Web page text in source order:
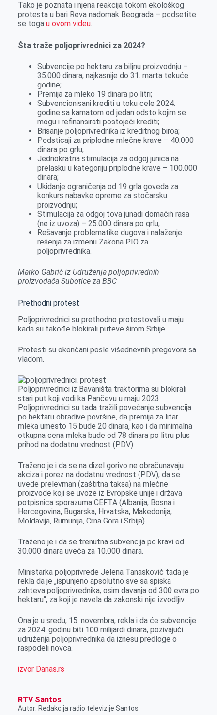
Tako je poznata i njena reakcija tokom ekološkog
protesta u bari Reva nadomak Beograda – podsetite
se toga u ovom videu.
Šta traže poljoprivrednici za 2024?
Subvencije po hektaru za biljnu proizvodnju –
35.000 dinara, najkasnije do 31. marta tekuće
godine;
Premija za mleko 19 dinara po litri;
Subvencionisani krediti u toku cele 2024.
godine sa kamatom od jedan odsto kojim se
mogu i refinansirati postojeći krediti;
Brisanje poljoprivrednika iz kreditnog biroa;
Podsticaji za priplodne mlečne krave – 40.000
dinara po grlu;
Jednokratna stimulacija za odgoj junica na
prelasku u kategoriju priplodne krave – 100.000
dinara;
Ukidanje ograničenja od 19 grla goveda za
konkurs nabavke opreme za stočarsku
proizvodnju;
Stimulacija za odgoj tova junadi domaćih rasa
(ne iz uvoza) – 25.000 dinara po grlu;
Rešavanje problematike dugova i nalaženje
rešenja za izmenu Zakona PIO za
poljoprivrednika.
Marko Gabrić iz Udruženja poljoprivrednih
proizvođača Suboticeza BBC
Prethodni protest
Poljoprivrednici su prethodno protestovali u maju
kada su takođe blokirali puteve širom Srbije.
Protesti su okončani posle višednevnih pregovora sa
vladom.
Poljoprivrednici iz Bavaništa traktorima su blokirali
stari put koji vodi ka Pančevu u maju 2023.
Poljoprivrednici su tada tražili povećanje subvencija
po hektaru obradive površine, da premija za litar
mleka umesto 15 bude 20 dinara, kao i da minimalna
otkupna cena mleka bude od 78 dinara po litru plus
prihod na dodatnu vrednost (PDV).
Traženo je i da se na dizel gorivo ne obračunavaju
akciza i porez na dodatnu vrednost (PDV), da se
uvede prelevman (zaštitna taksa) na mlečne
proizvode koji se uvoze iz Evropske unije i država
potpisnica sporazuma CEFTA (Albanija, Bosna i
Hercegovina, Bugarska, Hrvatska, Makedonija,
Moldavija, Rumunija, Crna Gora i Srbija).
Traženo je i da se trenutna subvencija po kravi od
30.000 dinara uveća za 10.000 dinara.
Ministarka poljoprivrede Jelena Tanasković tada je
rekla da je „ispunjeno apsolutno sve sa spiska
zahteva poljoprivrednika, osim davanja od 300 evra po
hektaru“, za koji je navela da zakonski nije izvodljiv.
Ona je u sredu, 15. novembra, rekla i da će subvencije
za 2024. godinu biti 100 milijardi dinara, pozivajući
udruženja poljoprivrednika da iznesu predloge o
raspodeli novca.
izvor Danas.rs
RTV Santos
Autor: Redakcija radio televizije Santos